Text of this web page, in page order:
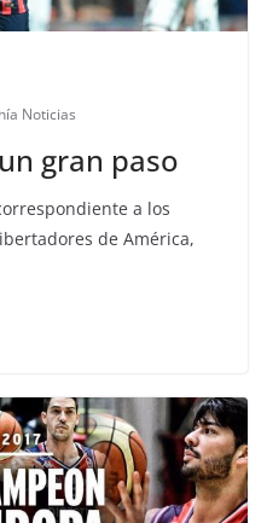
Noticias
gran paso
a los
de América,